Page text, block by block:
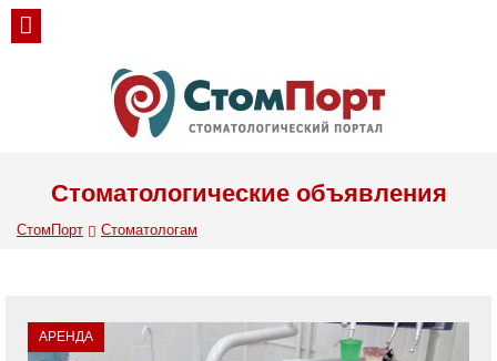
Стоматологические объявления
СтомПорт Стоматологам
АРЕНДА